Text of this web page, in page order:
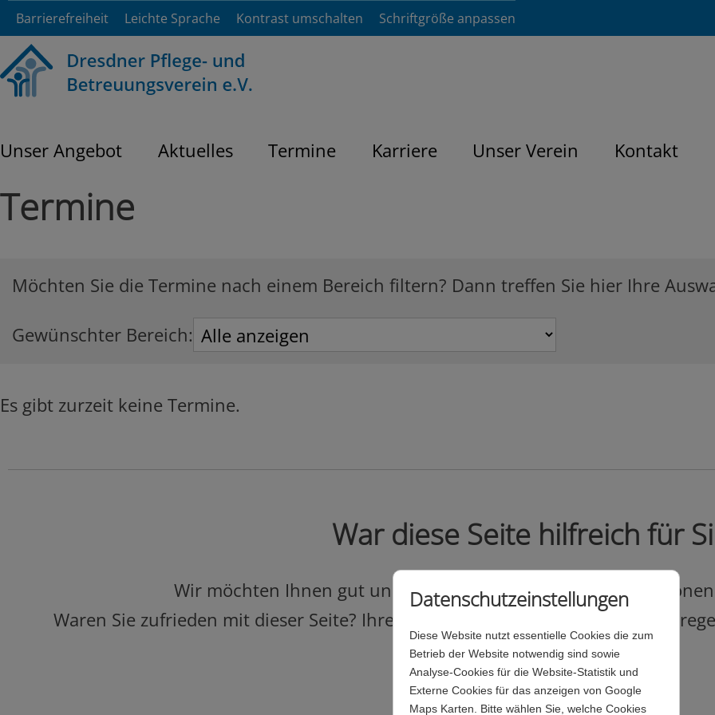
Barrierefreiheit Leichte Sprache Kontrast umschalten Schriftgröße anpassen
Unser Angebot Aktuelles Termine Karriere Unser Verein Kontakt
Termine
Möchten Sie die Termine nach einem Bereich filtern? Dann treffen Sie hier Ihre
Gewünschter Bereich:
Es gibt zurzeit keine Termine.
War diese Seite hilfreich für
Wir möchten Ihnen gut und leicht verständlich alle
Waren Sie zufrieden mit dieser Seite? Ihre Meinung hilft uns, unser Angebot
Datenschutzeinstellungen
Diese Website nutzt essentielle Cookies die zum
Betrieb der Website notwendig sind sowie
Analyse-Cookies für die Website-Statistik und
Externe Cookies für das anzeigen von Google
Maps Karten. Bitte wählen Sie, welche Cookies